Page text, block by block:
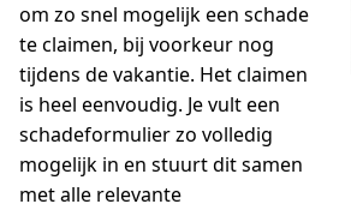
om zo snel mogelijk een schade
te claimen, bij voorkeur nog
tijdens de vakantie. Het claimen
is heel eenvoudig. Je vult een
schadeformulier zo volledig
mogelijk in en stuurt dit samen
met alle relevante